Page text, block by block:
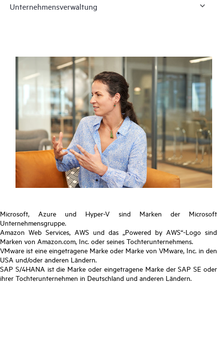
Unternehmensverwaltung
Microsoft, Azure und Hyper-V sind Marken der Microsoft
Unternehmensgruppe.
Amazon Web Services, AWS und das „Powered by AWS“-Logo sind
Marken von Amazon.com, Inc. oder seines Tochterunternehmens.
VMware ist eine eingetragene Marke oder Marke von VMware, Inc. in den
USA und/oder anderen Ländern.
SAP S/4HANA ist die Marke oder eingetragene Marke der SAP SE oder
ihrer Tochterunternehmen in Deutschland und anderen Ländern.